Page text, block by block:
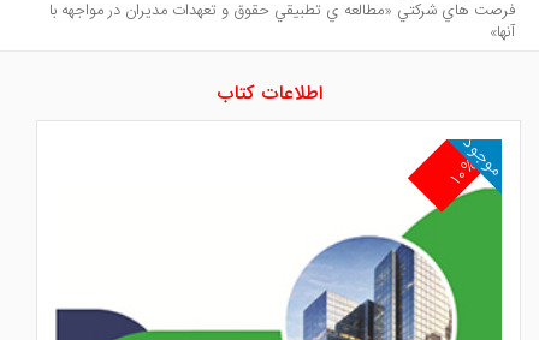
فرصت هاي شركتي «مطالعه ي تطبيقي حقوق و تعهدات مديران در مواجهه با
آنها»
اطلاعات کتاب
۱۰%
موجود